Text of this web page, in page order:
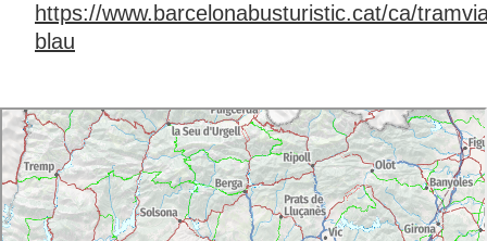
https://www.barcelonabusturistic.cat/ca/
blau